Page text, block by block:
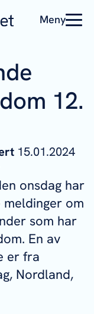
Meny
12.
15.01.2024
onsdag har
om
som har
En av
er fra
Nordland,